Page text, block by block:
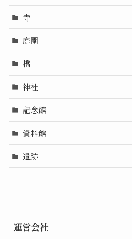
寺
庭園
橋
神社
記念館
資料館
遺跡
運営会社